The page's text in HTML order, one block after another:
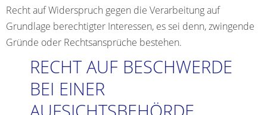
Recht auf Widerspruch gegen die Verarbeitung auf
Grundlage berechtigter Interessen, es sei denn, zwingende
Gründe oder Rechtsansprüche bestehen.
RECHT AUF BESCHWERDE
BEI EINER